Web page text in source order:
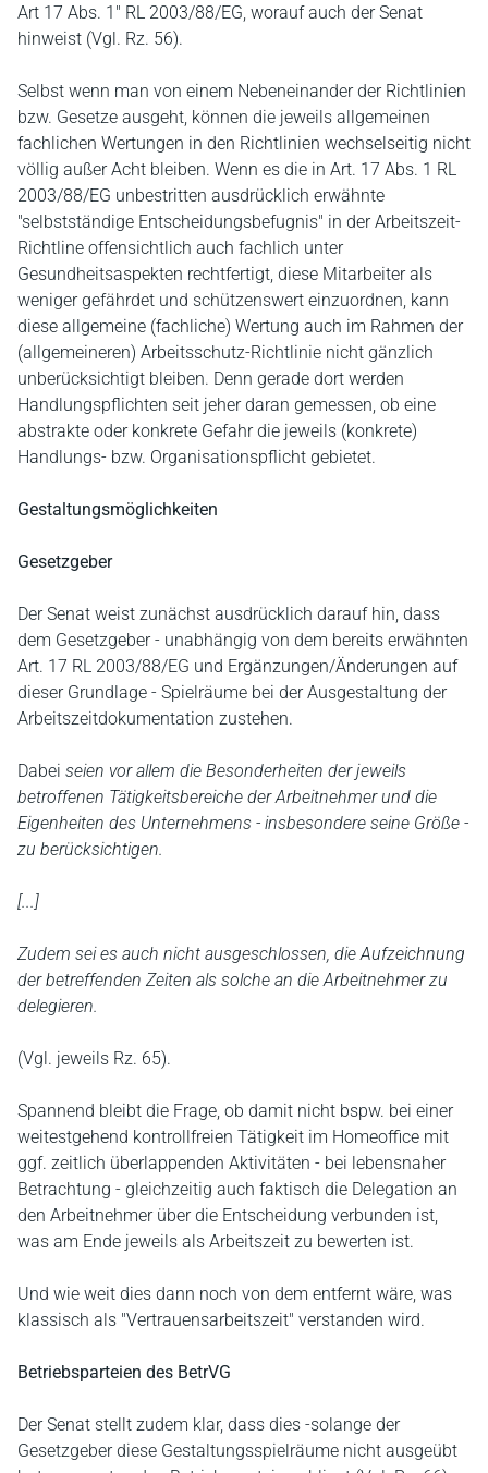
Art 17 Abs. 1" RL 2003/88/EG, worauf auch der Senat
hinweist (Vgl. Rz. 56).
Selbst wenn man von einem Nebeneinander der Richtlinien
bzw. Gesetze ausgeht, können die jeweils allgemeinen
fachlichen Wertungen in den Richtlinien wechselseitig nicht
völlig außer Acht bleiben. Wenn es die in Art. 17 Abs. 1 RL
2003/88/EG unbestritten ausdrücklich erwähnte
"selbstständige Entscheidungsbefugnis" in der Arbeitszeit-
Richtline offensichtlich auch fachlich unter
Gesundheitsaspekten rechtfertigt, diese Mitarbeiter als
weniger gefährdet und schützenswert einzuordnen, kann
diese allgemeine (fachliche) Wertung auch im Rahmen der
(allgemeineren) Arbeitsschutz-Richtlinie nicht gänzlich
unberücksichtigt bleiben. Denn gerade dort werden
Handlungspflichten seit jeher daran gemessen, ob eine
abstrakte oder konkrete Gefahr die jeweils (konkrete)
Handlungs- bzw. Organisationspflicht gebietet.
Gestaltungsmöglichkeiten
Gesetzgeber
Der Senat weist zunächst ausdrücklich darauf hin, dass
dem Gesetzgeber - unabhängig von dem bereits erwähnten
Art. 17 RL 2003/88/EG und Ergänzungen/Änderungen auf
dieser Grundlage - Spielräume bei der Ausgestaltung der
Arbeitszeitdokumentation zustehen.
Dabei seien vor allem die Besonderheiten der jeweils
betroffenen Tätigkeitsbereiche der Arbeitnehmer und die
Eigenheiten des Unternehmens - insbesondere seine Größe -
zu berücksichtigen.
[...]
Zudem sei es auch nicht ausgeschlossen, die Aufzeichnung
der betreffenden Zeiten als solche an die Arbeitnehmer zu
delegieren.
(Vgl. jeweils Rz. 65).
Spannend bleibt die Frage, ob damit nicht bspw. bei einer
weitestgehend kontrollfreien Tätigkeit im Homeoffice mit
ggf. zeitlich überlappenden Aktivitäten - bei lebensnaher
Betrachtung - gleichzeitig auch faktisch die Delegation an
den Arbeitnehmer über die Entscheidung verbunden ist,
was am Ende jeweils als Arbeitszeit zu bewerten ist.
Und wie weit dies dann noch von dem entfernt wäre, was
klassisch als "Vertrauensarbeitszeit" verstanden wird.
Betriebsparteien des BetrVG
Der Senat stellt zudem klar, dass dies -solange der
Gesetzgeber diese Gestaltungsspielräume nicht ausgeübt